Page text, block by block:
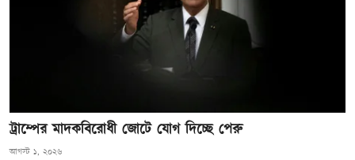
ট্রাম্পের মাদকবিরোধী জোটে যোগ দিচ্ছে পেরু
আগস্ট ১, ২০২৬